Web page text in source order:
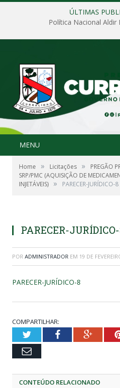
ÚLTIMAS
Política Nacional Aldir
MENU
Home » Licitações »
PREGÃO
SRP/PMC (AQUISIÇÃO DE
INJETÁVEIS) » PARECER-JURÍDICO-8
PARECER-
POR ADMINISTRADOR EM 19 DE
PARECER-JURÍDICO-8
COMPARTILHAR:
TwitterFacebook
Email
CONTEÚDO RELACIONADO